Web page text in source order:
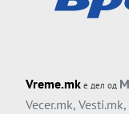
Vreme.mk е дел од
Vecer.mk, Vesti.mk